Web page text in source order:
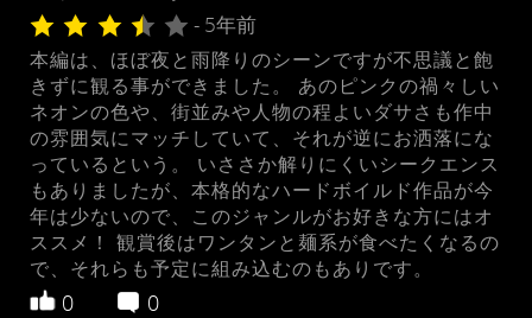
- 5年前
本編は、ほぼ夜と雨降りのシーンですが不思議と飽
きずに観る事ができました。 あのピンクの禍々しい
ネオンの色や、街並みや人物の程よいダサさも作中
の雰囲気にマッチしていて、それが逆にお洒落にな
っているという。 いささか解りにくいシークエンス
もありましたが、本格的なハードボイルド作品が今
年は少ないので、このジャンルがお好きな方にはオ
ススメ！ 観賞後はワンタンと麺系が食べたくなるの
で、それらも予定に組み込むのもありです。
0 0